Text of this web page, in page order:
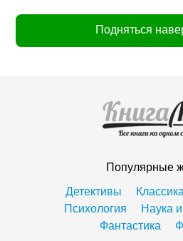
Подняться
Популярные
Детективы
Классика
Психология
Наука
Фантастика